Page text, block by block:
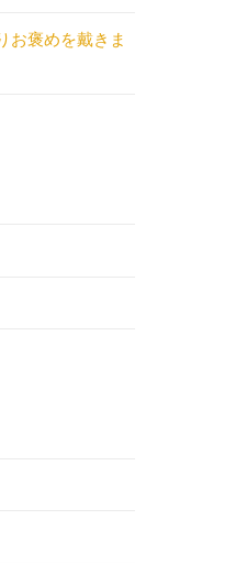
お褒めを戴きま